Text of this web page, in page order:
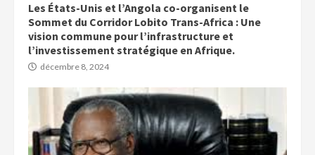
Les États-Unis et l’Angola co-organisent le
Sommet du Corridor Lobito Trans-Africa : Une
vision commune pour l’infrastructure et
l’investissement stratégique en Afrique.
décembre 8, 2024